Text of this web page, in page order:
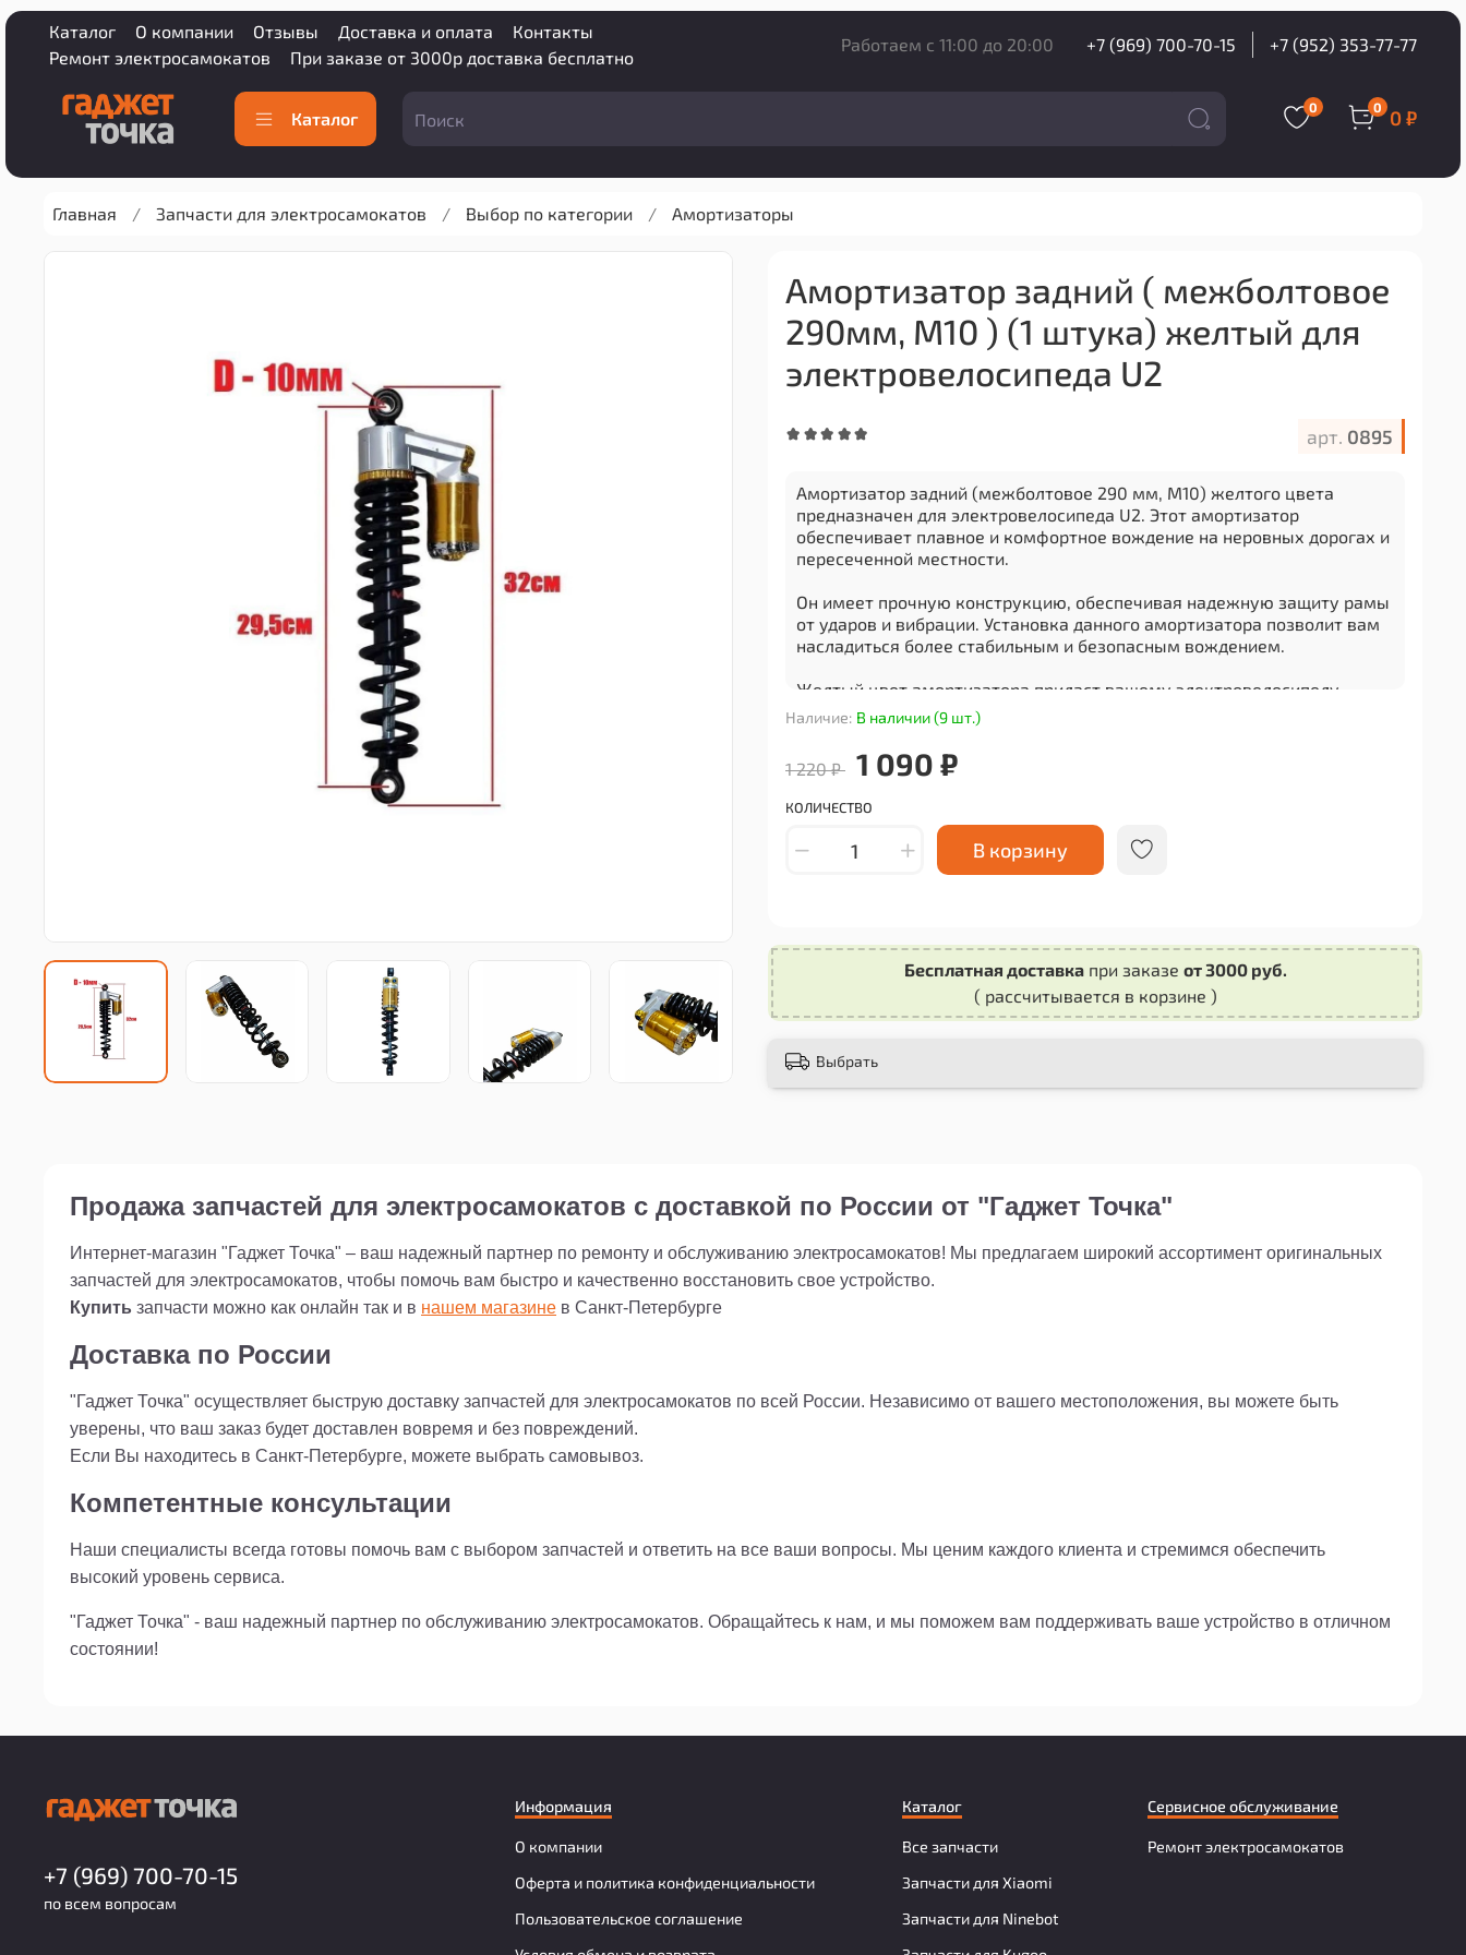
Каталог О компании Отзывы Доставка и оплата
Контакты
Ремонт электросамокатов
При заказе от 3000р доставка бесплатно
Работаем с 11:00 до 20:00 +7 (969) 700-70-15 +7 (952) 353-77-77
Каталог
0 0 0 ₽
Главная Запчасти для электросамокатов Выбор по категории Амортизаторы
арт. 0895
Наличие: В наличии (9 шт.)
Амортизатор задний ( межболтовое
290мм, М10 ) (1 штука) желтый для
электровелосипеда U2
1 220 ₽ 1 090 ₽
КОЛИЧЕСТВО
В корзину
Амортизатор задний (межболтовое 290 мм, М10) желтого цвета
предназначен для электровелосипеда U2. Этот амортизатор
обеспечивает плавное и комфортное вождение на неровных дорогах и
пересеченной местности.
Он имеет прочную конструкцию, обеспечивая надежную защиту рамы
от ударов и вибрации. Установка данного амортизатора позволит вам
насладиться более стабильным и безопасным вождением.
Желтый цвет амортизатора придаст вашему электровелосипеду
стильный и оригинальный вид. Качественные материалы обеспечивают
долгий срок службы изделия.
Заказывая этот амортизатор, вы получаете универсальное решение
функциональность и долговечность - основные характеристики
данного продукта.
Бесплатная доставкапри заказе от 3000 руб.
( рассчитывается в корзине )
Выбрать
Продажа запчастей для электросамокатов с доставкой по России от "Гаджет Точка"
Интернет-магазин "Гаджет Точка" – ваш надежный партнер по ремонту и обслуживанию электросамокатов! Мы предлагаем широкий ассортимент оригинальных
запчастей для электросамокатов, чтобы помочь вам быстро и качественно восстановить свое устройство.
Купить запчасти можно как онлайн так и в нашем магазине в Санкт-Петербурге
Доставка по России
"Гаджет Точка" осуществляет быструю доставку запчастей для электросамокатов по всей России. Независимо от вашего местоположения, вы можете быть
уверены, что ваш заказ будет доставлен вовремя и без повреждений.
Если Вы находитесь в Санкт-Петербурге, можете выбрать самовывоз.
Компетентные консультации
Наши специалисты всегда готовы помочь вам с выбором запчастей и ответить на все ваши вопросы. Мы ценим каждого клиента и стремимся обеспечить
высокий уровень сервиса.
"Гаджет Точка" - ваш надежный партнер по обслуживанию электросамокатов. Обращайтесь к нам, и мы поможем вам поддерживать ваше устройство в отличном
состоянии!
Информация
О компании
Оферта и политика конфиденциальности
Пользовательское соглашение
Каталог
Все запчасти
Запчасти для Xiaomi
Запчасти для Ninebot
Сервисное обслуживание
Ремонт электросамокатов
+7 (969) 700-70-15
по всем вопросам